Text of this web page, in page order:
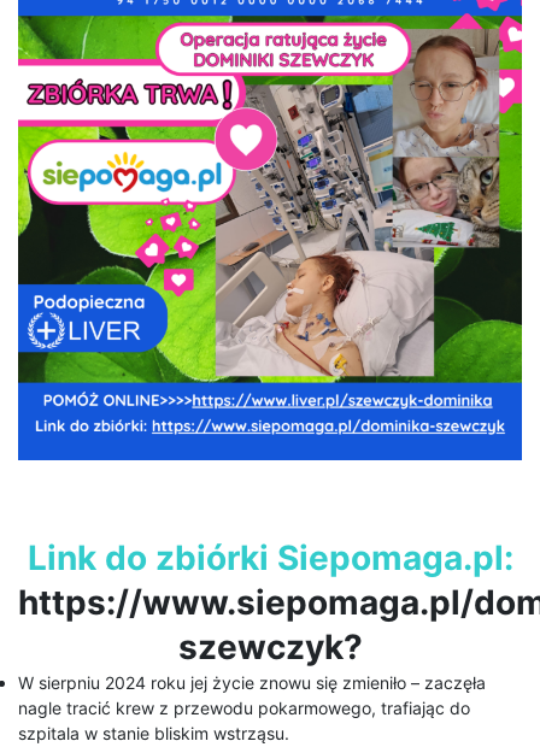
Link do zbiórki Siepomaga.pl:
https://www.siepomaga.pl/
szewczyk?
W sierpniu 2024 roku jej życie znowu się zmieniło – zaczęła
nagle tracić krew z przewodu pokarmowego, trafiając do
szpitala w stanie bliskim wstrząsu.